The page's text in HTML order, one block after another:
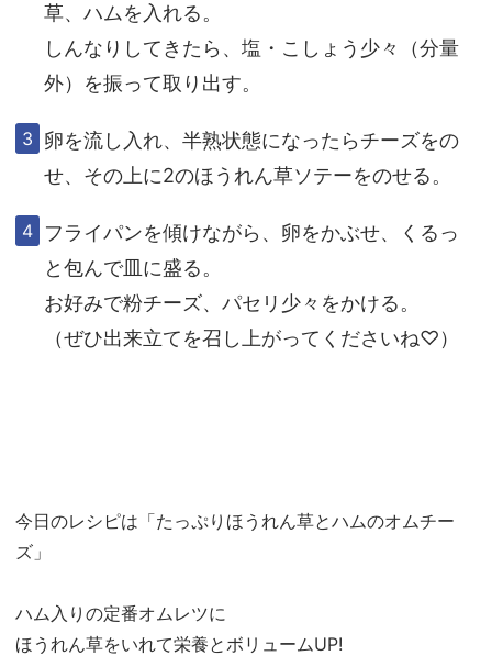
草、ハムを入れる。
しんなりしてきたら、塩・こしょう少々（分量
外）を振って取り出す。
卵を流し入れ、半熟状態になったらチーズをの
せ、その上に2のほうれん草ソテーをのせる。
フライパンを傾けながら、卵をかぶせ、
くるっ
と包んで皿に盛る。
お好みで粉チーズ、パセリ少々をかける。
（ぜひ出来立てを召し上がってくださいね♡）
今日のレシピは「たっぷりほうれん草とハムのオムチー
ズ」
ハム入りの定番オムレツに
ほうれん草をいれて栄養とボリュームUP!